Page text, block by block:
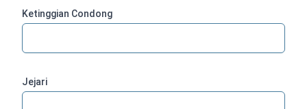
Ketinggian Condong
Jejari